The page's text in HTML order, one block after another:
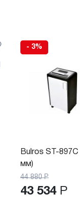
- 3%
Bulros ST-897C
мм)
44 880 Р
43 534 Р